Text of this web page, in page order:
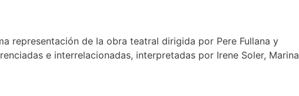
representación de la obra teatral dirigida por Pere Fullana y
e interrelacionadas, interpretadas por Irene Soler, Marina